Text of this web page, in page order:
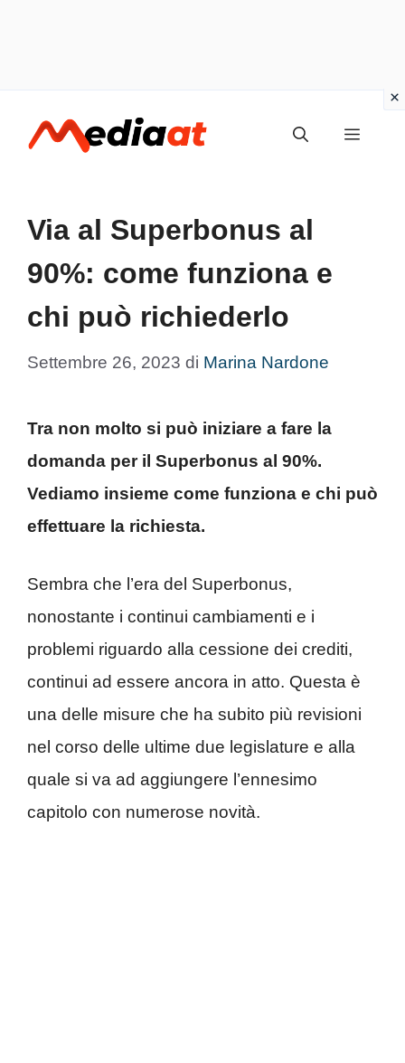
MENU
Via al Superbonus al
90%: come funziona e
chi può richiederlo
Settembre 26, 2023 di Marina Nardone
Tra non molto si può iniziare a fare la
domanda per il Superbonus al 90%.
Vediamo insieme come funziona e chi può
effettuare la richiesta.
Sembra che l’era del Superbonus,
nonostante i continui cambiamenti e i
problemi riguardo alla cessione dei crediti,
continui ad essere ancora in atto. Questa è
una delle misure che ha subito più revisioni
nel corso delle ultime due legislature e alla
quale si va ad aggiungere l’ennesimo
capitolo con numerose novità.